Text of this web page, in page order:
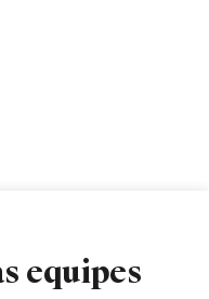
equipes